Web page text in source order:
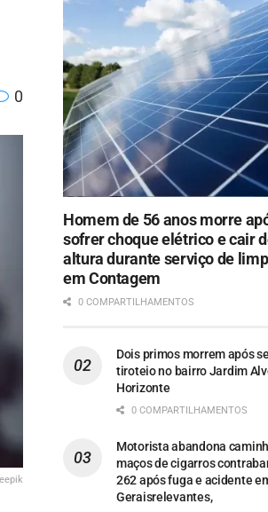
0
Homem de 56 anos morre
sofrer choque elétrico e cair
altura durante serviço de
em Contagem
0 COMPARTILHAMENTOS
Dois primos morrem após
tiroteio no bairro Jardim
Horizonte
0 COMPARTILHAMENTOS
Motorista abandona
maços de cigarros
262 após fuga e acidente
Geraisrelevantes,